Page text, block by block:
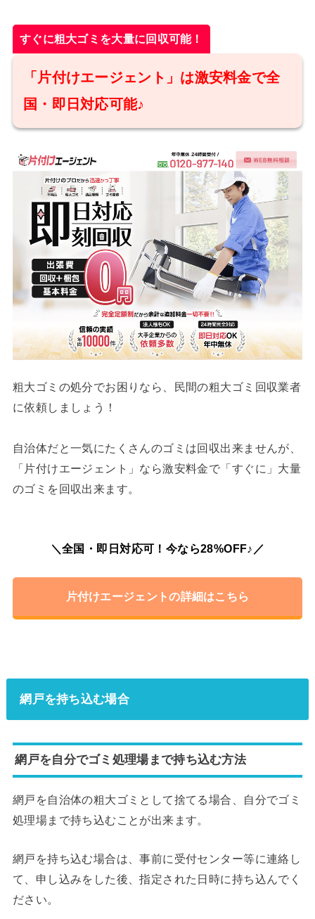
すぐに粗大ゴミを大量に回収可能！
「片付けエージェント」は激安料金で全
国・即日対応可能♪
粗大ゴミの処分でお困りなら、民間の粗大ゴミ回収業者
に依頼しましょう！
自治体だと一気にたくさんのゴミは回収出来ませんが、
「片付けエージェント」なら激安料金で「すぐに」大量
のゴミを回収出来ます。
＼全国・即日対応可！今なら28%OFF♪／
片付けエージェントの詳細はこちら
網戸を持ち込む場合
網戸を自分でゴミ処理場まで持ち込む方法
網戸を自治体の粗大ゴミとして捨てる場合、自分でゴミ
処理場まで持ち込むことが出来ます。
網戸を持ち込む場合は、事前に受付センター等に連絡し
て、申し込みをした後、指定された日時に持ち込んでく
ださい。